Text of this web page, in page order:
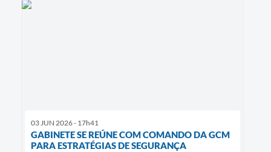
03 JUN 2026 - 17h41
GABINETE SE REÚNE COM COMANDO DA GCM
PARA ESTRATÉGIAS DE SEGURANÇA